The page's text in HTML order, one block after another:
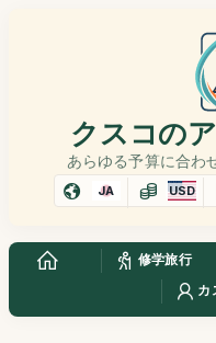
クスコの
あらゆる予算に合わ
JA USD
修学旅行
カ